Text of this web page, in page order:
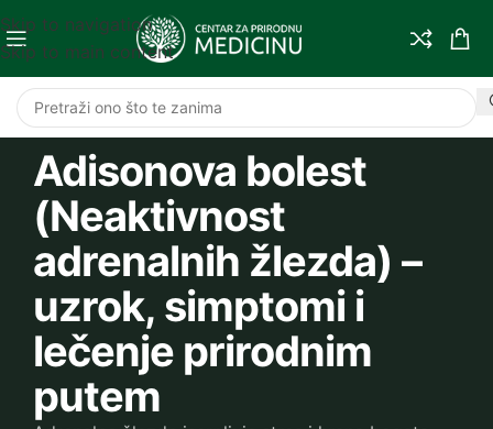
Skip to navigation
Skip to main content
Adisonova bolest
(Neaktivnost
adrenalnih žlezda) –
uzrok, simptomi i
lečenje prirodnim
putem